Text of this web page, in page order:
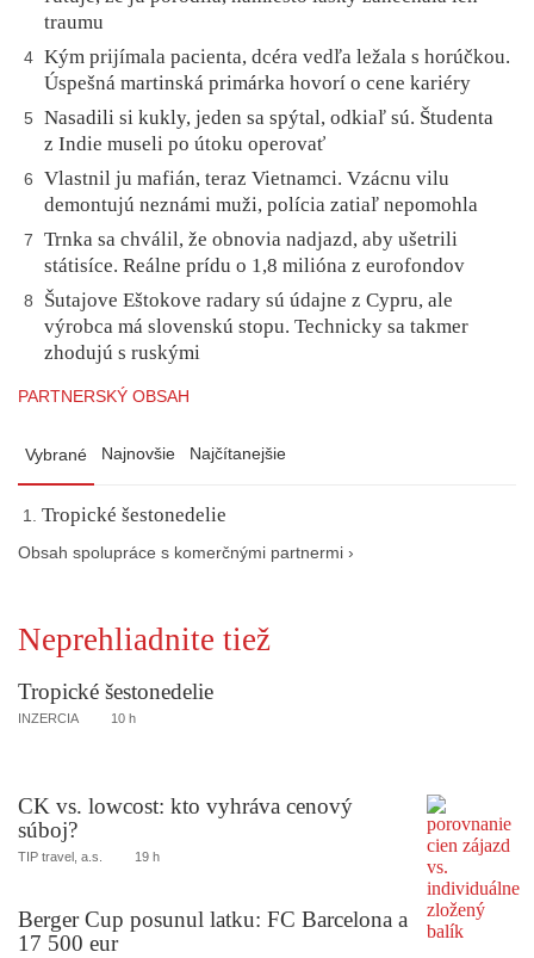
traumu
4 Kým prijímala pacienta, dcéra vedľa ležala s horúčkou.
Úspešná martinská primárka hovorí o cene kariéry
5
Nasadili si kukly, jeden sa spýtal, odkiaľ sú. Študenta
z Indie museli po útoku operovať
6
Vlastnil ju mafián, teraz Vietnamci. Vzácnu vilu
demontujú neznámi muži, polícia zatiaľ nepomohla
7
Trnka sa chválil, že obnovia nadjazd, aby ušetrili
státisíce. Reálne prídu o 1,8 milióna z eurofondov
8
Šutajove Eštokove radary sú údajne z Cypru, ale
výrobca má slovenskú stopu. Technicky sa takmer
zhodujú s ruskými
PARTNERSKÝ OBSAH
Vybrané Najnovšie Najčítanejšie
Tropické šestonedelie
Obsah spolupráce s komerčnými partnermi ›
Neprehliadnite tiež
Tropické šestonedelie
INZERCIA 10 h
CK vs. lowcost: kto vyhráva cenový
súboj?
TIP travel, a.s. 19 h
Berger Cup posunul latku: FC Barcelona a
17 500 eur